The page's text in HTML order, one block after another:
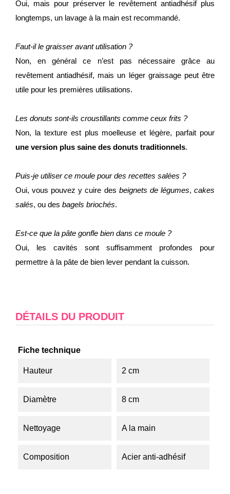
Oui, mais pour préserver le revêtement antiadhésif plus
longtemps, un lavage à la main est recommandé.
Faut-il le graisser avant utilisation ?
Non, en général ce n’est pas nécessaire grâce au
revêtement antiadhésif, mais un léger graissage peut être
utile pour les premières utilisations.
Les donuts sont-ils croustillants comme ceux frits ?
Non, la texture est plus moelleuse et légère, parfait pour
une version plus saine des donuts traditionnels.
Puis-je utiliser ce moule pour des recettes salées ?
Oui, vous pouvez y cuire des beignets de légumes,cakes
salés, ou des bagels briochés.
Est-ce que la pâte gonfle bien dans ce moule ?
Oui, les cavités sont suffisamment profondes pour
permettre à la pâte de bien lever pendant la cuisson.
DÉTAILS DU PRODUIT
Fiche technique
Hauteur 2 cm
Diamètre 8 cm
Nettoyage A la main
Composition Acier anti-adhésif